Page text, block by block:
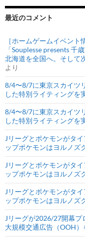
最近のコメント
［ホームゲームイベン
「Souplesse presents
北海道を全国へ。そして
より
8/4〜8/7に東京スカイツ
した特別ライティングを
8/4〜8/7に東京スカイツ
した特別ライティングを
Jリーグとポケモンがタ
ップポケモンはヨルノズ
Jリーグとポケモンがタ
ップポケモンはヨルノズ
Jリーグとポケモンがタ
ップポケモンはヨルノズ
Jリーグが2026/27開幕
大規模交通広告（OOH）